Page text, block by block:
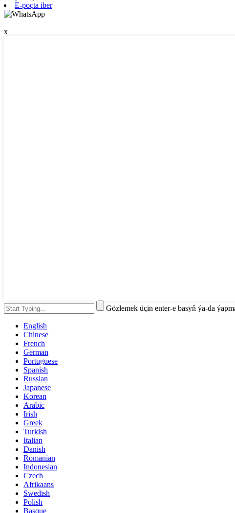
E-poçta iber
x
Gözlemek üçin enter-e basyň ýa-da
English
Chinese
French
German
Portuguese
Spanish
Russian
Japanese
Korean
Arabic
Irish
Greek
Turkish
Italian
Danish
Romanian
Indonesian
Czech
Afrikaans
Swedish
Polish
Basque